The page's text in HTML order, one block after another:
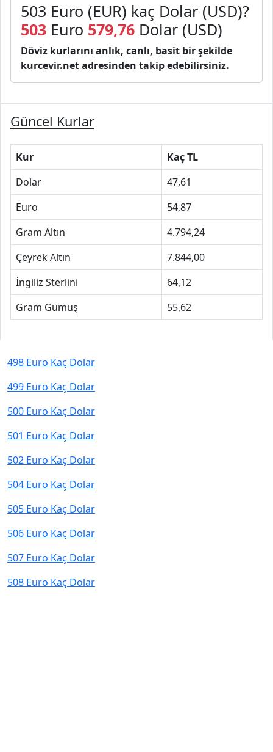
503 Euro (EUR) kaç Dolar (USD)?
503 Euro 579,76 Dolar (USD)
Döviz kurlarını anlık, canlı, basit bir şekilde
kurcevir.net adresinden takip edebilirsiniz.
Güncel Kurlar
Kur
Kaç TL
Dolar
47,61
Euro
54,87
Gram Altın
4.794,24
Çeyrek Altın
7.844,00
İngiliz Sterlini
64,12
Gram Gümüş
55,62
498 Euro Kaç Dolar
499 Euro Kaç Dolar
500 Euro Kaç Dolar
501 Euro Kaç Dolar
502 Euro Kaç Dolar
504 Euro Kaç Dolar
505 Euro Kaç Dolar
506 Euro Kaç Dolar
507 Euro Kaç Dolar
508 Euro Kaç Dolar